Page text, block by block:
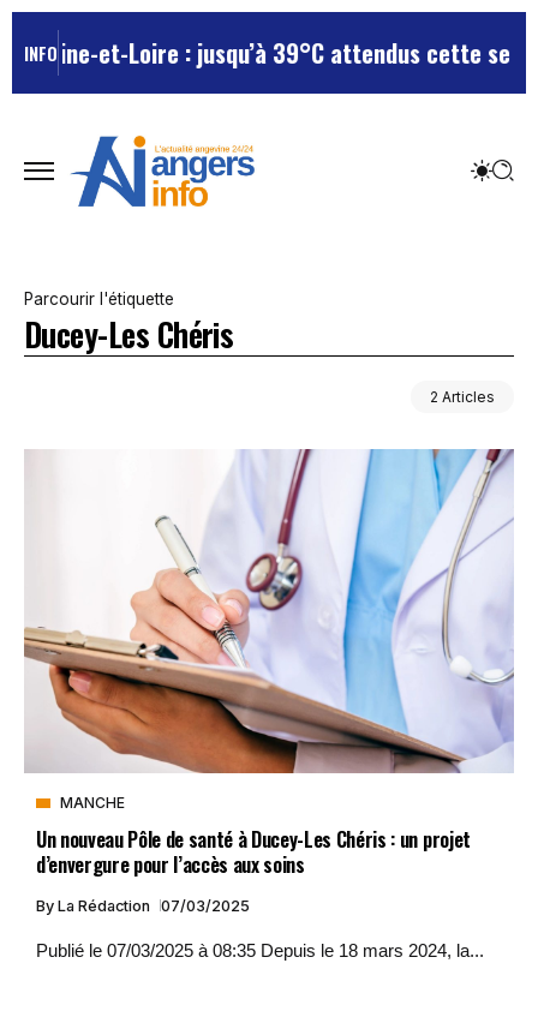
INFO et-Loire : jusqu’à 39°C attendus cette
Parcourir l'étiquette
Ducey-Les Chéris
2 Articles
MANCHE
Un nouveau Pôle de santé à Ducey-Les Chéris : un projet
d’envergure pour l’accès aux soins
By La Rédaction 07/03/2025
Publié le 07/03/2025 à 08:35 Depuis le 18 mars 2024, la...